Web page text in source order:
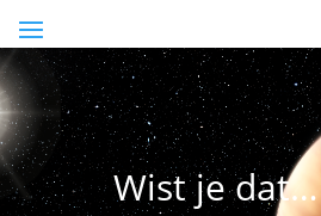
Wist je dat…